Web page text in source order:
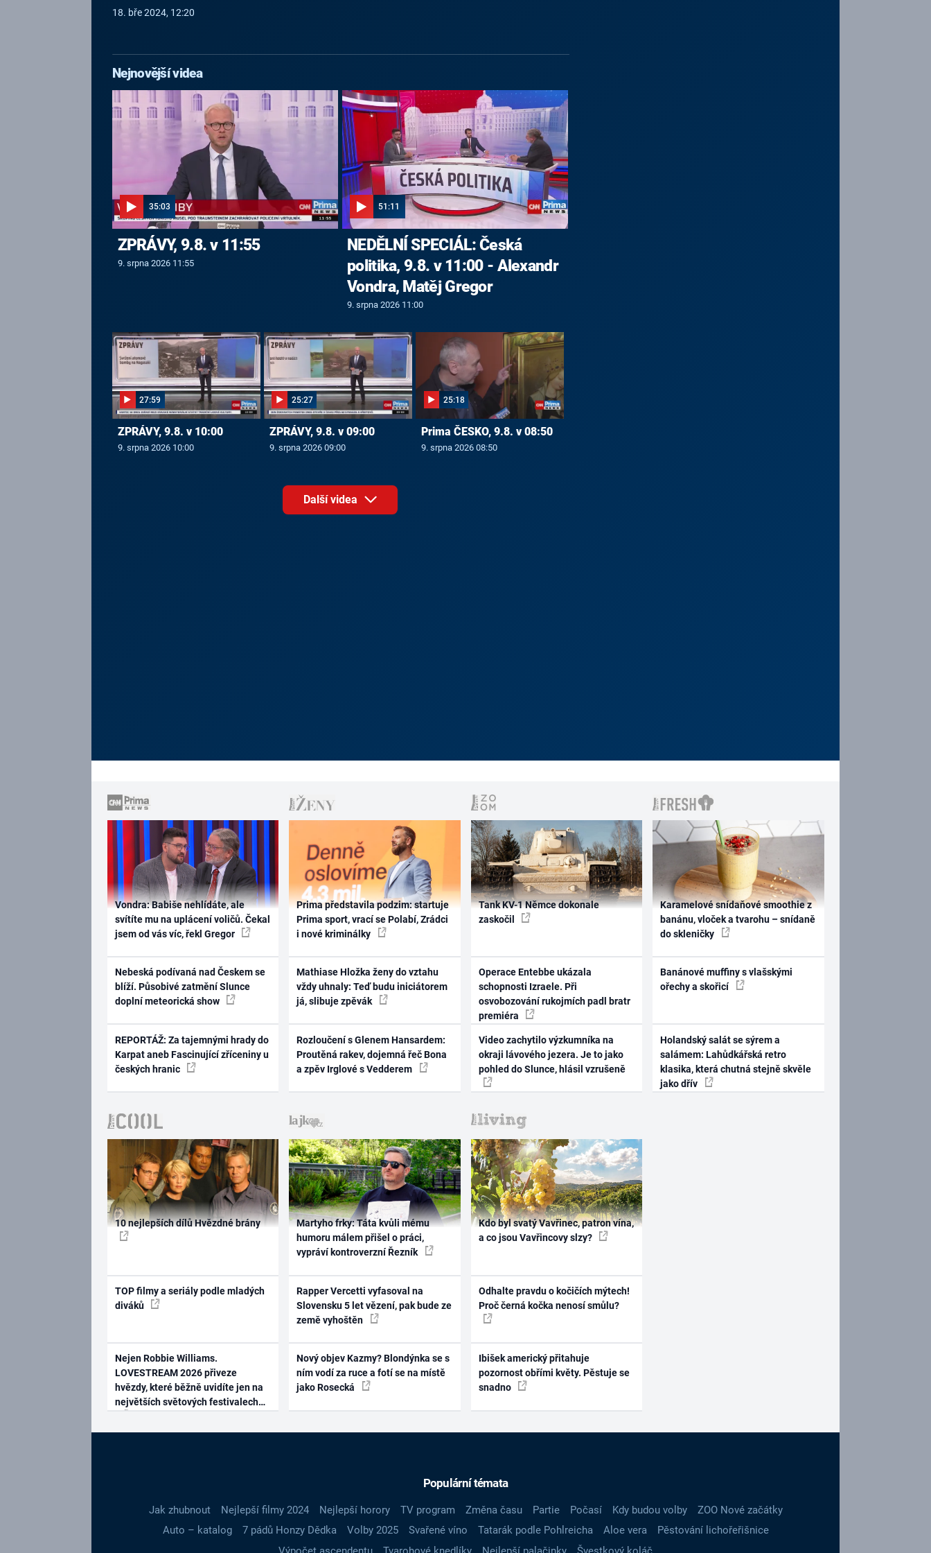
18. bře 2024, 12:20
Nejnovější videa
35:03
ZPRÁVY, 9.8. v 11:55
9. srpna 2026 11:55
51:11
NEDĚLNÍ SPECIÁL: Česká
politika, 9.8. v 11:00 - Alexandr
Vondra, Matěj Gregor
9. srpna 2026 11:00
27:59
ZPRÁVY, 9.8. v 10:00
9. srpna 2026 10:00
25:27
ZPRÁVY, 9.8. v 09:00
9. srpna 2026 09:00
25:18
Prima ČESKO, 9.8. v 08:50
9. srpna 2026 08:50
Další videa
Vondra: Babiše nehlídáte, ale
svítíte mu na uplácení voličů. Čekal
jsem od vás víc, řekl Gregor
Nebeská podívaná nad Českem se
blíží. Působivé zatmění Slunce
doplní meteorická show
REPORTÁŽ: Za tajemnými hrady do
Karpat aneb Fascinující zříceniny u
českých hranic
Prima představila podzim: startuje
Prima sport, vrací se Polabí, Zrádci
i nové kriminálky
Mathiase Hložka ženy do vztahu
vždy uhnaly: Teď budu iniciátorem
já, slibuje zpěvák
Rozloučení s Glenem Hansardem:
Proutěná rakev, dojemná řeč Bona
a zpěv Irglové s Vedderem
Tank KV-1 Němce dokonale
zaskočil
Operace Entebbe ukázala
schopnosti Izraele. Při
osvobozování rukojmích padl bratr
premiéra
Video zachytilo výzkumníka na
okraji lávového jezera. Je to jako
pohled do Slunce, hlásil vzrušeně
Karamelové snídaňové smoothie z
banánu, vloček a tvarohu – snídaně
do skleničky
Banánové muffiny s vlašskými
ořechy a skořicí
Holandský salát se sýrem a
salámem: Lahůdkářská retro
klasika, která chutná stejně skvěle
jako dřív
10 nejlepších dílů Hvězdné brány
TOP filmy a seriály podle mladých
diváků
Nejen Robbie Williams.
LOVESTREAM 2026 přiveze
hvězdy, které běžně uvidíte jen na
největších světových festivalech
Martyho frky: Táta kvůli mému
humoru málem přišel o práci,
vypráví kontroverzní Řezník
Rapper Vercetti vyfasoval na
Slovensku 5 let vězení, pak bude ze
země vyhoštěn
Nový objev Kazmy? Blondýnka se s
ním vodí za ruce a fotí se na místě
jako Rosecká
Kdo byl svatý Vavřinec, patron vína,
a co jsou Vavřincovy slzy?
Odhalte pravdu o kočičích mýtech!
Proč černá kočka nenosí smůlu?
Ibišek americký přitahuje
pozornost obřími květy. Pěstuje se
snadno
Populární témata
Jak zhubnout Nejlepší filmy 2024 Nejlepší horory TV program Změna času Partie Počasí Kdy budou volby
ZOO Nové začátky
Auto – katalog
7 pádů Honzy Dědka Volby 2025 Svařené víno Tatarák podle Pohlreicha Aloe vera
Pěstování lichořeřišnice